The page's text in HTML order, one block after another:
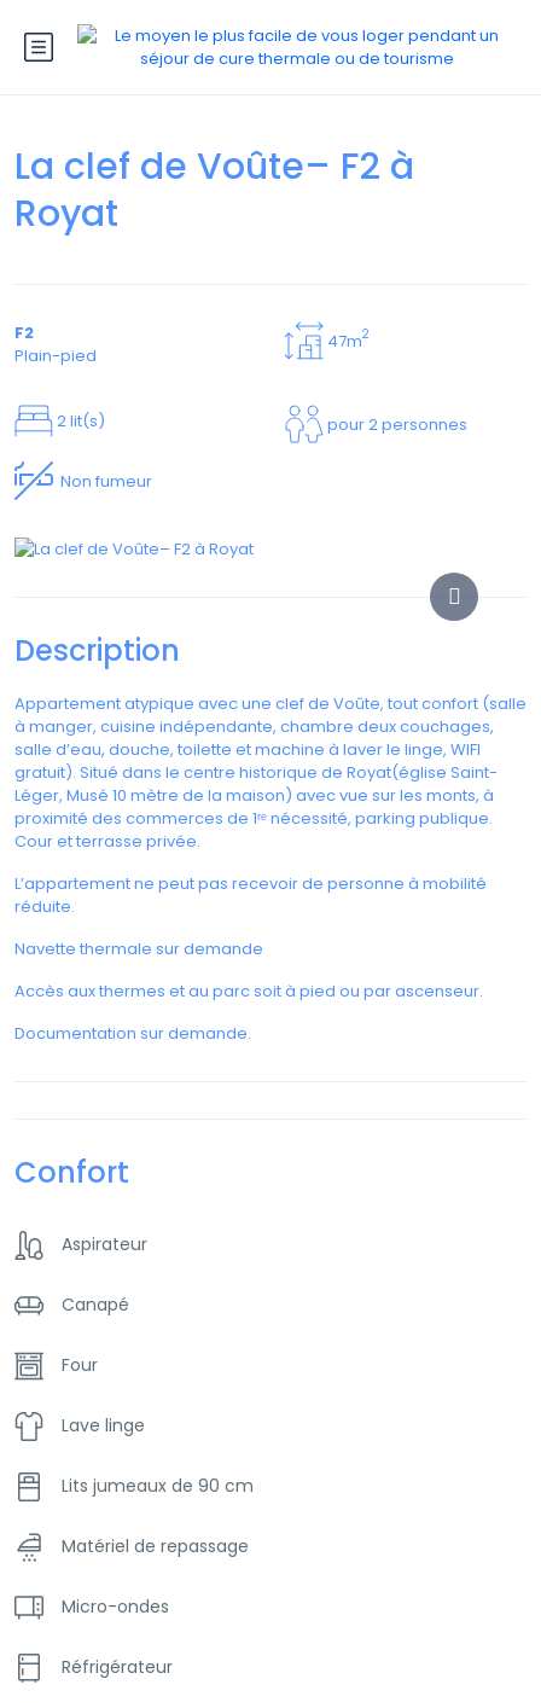
La clef de Voûte– F2 à
Royat
F2
Plain-pied
47m2
2 lit(s) pour 2 personnes
Non fumeur
Description
Appartement atypique avec une clef de Voûte, tout confort (salle
à manger, cuisine indépendante, chambre deux couchages,
salle d’eau, douche, toilette et machine à laver le linge, WIFI
gratuit). Situé dans le centre historique de Royat(église Saint-
Léger, Musé 10 mètre de la maison) avec vue sur les monts, à
proximité des commerces de 1ʳᵉ nécessité, parking publique.
Cour et terrasse privée.
L’appartement ne peut pas recevoir de personne à mobilité
réduite.
Navette thermale sur demande
Accès aux thermes et au parc soit à pied ou par ascenseur.
Documentation sur demande.
Confort
Aspirateur
Canapé
Four
Lave linge
Lits jumeaux de 90 cm
Matériel de repassage
Micro-ondes
Réfrigérateur